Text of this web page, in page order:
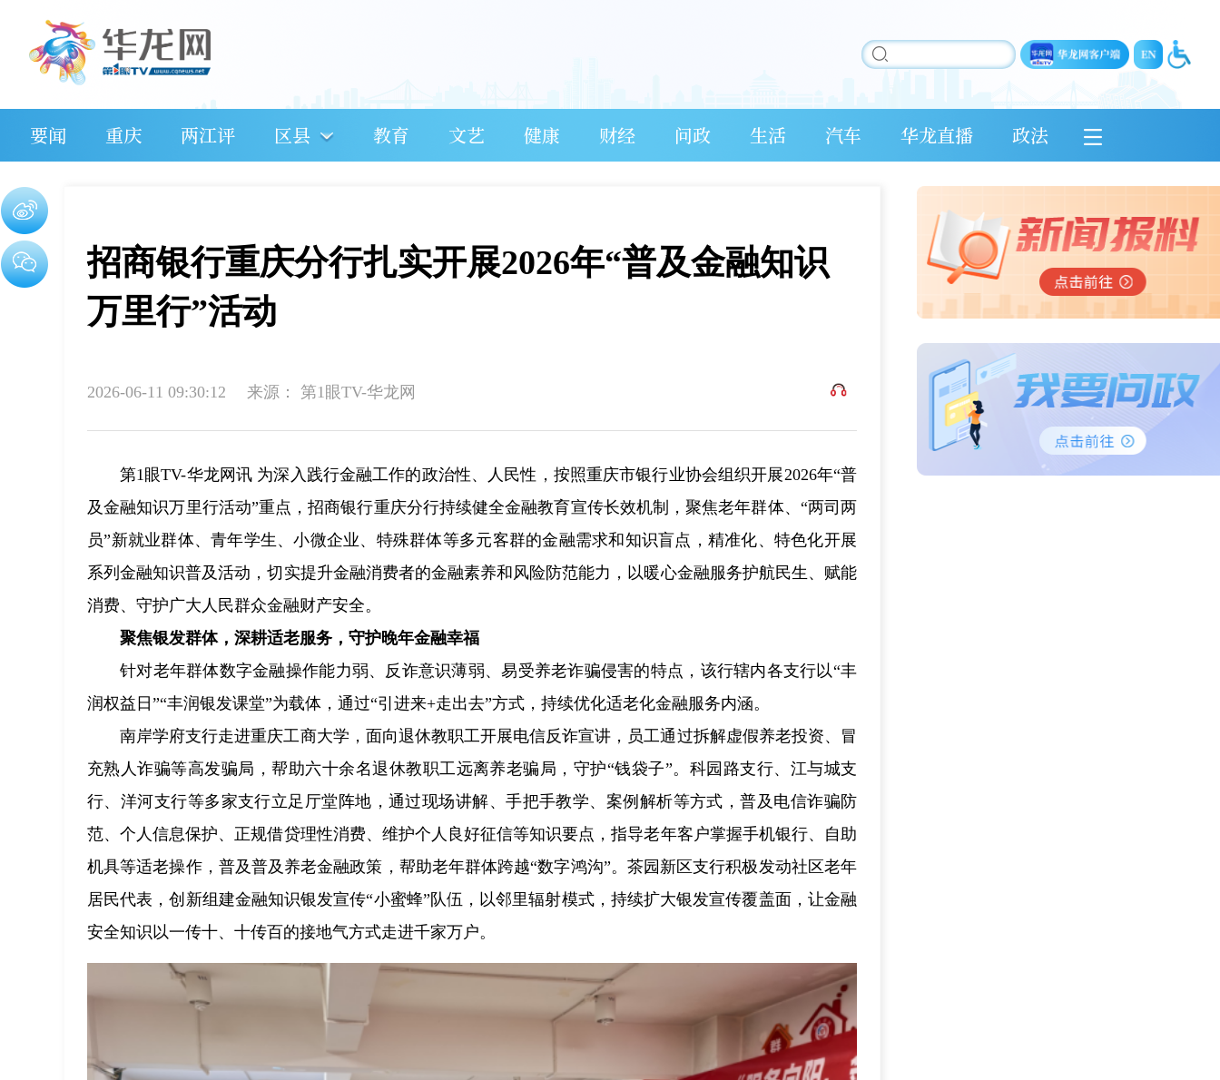
要闻 重庆 两江评 区县 教育 文艺 健康 财经 问政 生活 汽车 华龙直播 政法
招商银行重庆分行扎实开展2026年“普及金融知识
万里行”活动
2026-06-11 09:30:12 来源： 第1眼TV-华龙网
第1眼TV-华龙网讯 为深入践行金融工作的政治性、人民性，按照重庆市银行业协会组织开展2026年“普
及金融知识万里行活动”重点，招商银行重庆分行持续健全金融教育宣传长效机制，聚焦老年群体、“两司两
员”新就业群体、青年学生、小微企业、特殊群体等多元客群的金融需求和知识盲点，精准化、特色化开展
系列金融知识普及活动，切实提升金融消费者的金融素养和风险防范能力，以暖心金融服务护航民生、赋能
消费、守护广大人民群众金融财产安全。
聚焦银发群体，深耕适老服务，守护晚年金融幸福
针对老年群体数字金融操作能力弱、反诈意识薄弱、易受养老诈骗侵害的特点，该行辖内各支行以“丰
润权益日”“丰润银发课堂”为载体，通过“引进来+走出去”方式，持续优化适老化金融服务内涵。
南岸学府支行走进重庆工商大学，面向退休教职工开展电信反诈宣讲，员工通过拆解虚假养老投资、冒
充熟人诈骗等高发骗局，帮助六十余名退休教职工远离养老骗局，守护“钱袋子”。科园路支行、江与城支
行、洋河支行等多家支行立足厅堂阵地，通过现场讲解、手把手教学、案例解析等方式，普及电信诈骗防
范、个人信息保护、正规借贷理性消费、维护个人良好征信等知识要点，指导老年客户掌握手机银行、自助
机具等适老操作，普及普及养老金融政策，帮助老年群体跨越“数字鸿沟”。茶园新区支行积极发动社区老年
居民代表，创新组建金融知识银发宣传“小蜜蜂”队伍，以邻里辐射模式，持续扩大银发宣传覆盖面，让金融
安全知识以一传十、十传百的接地气方式走进千家万户。